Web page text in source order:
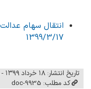
انتقال سهام
1399/3/17
تاریخ انتشار: ۱۸ خرداد ۱۳۹۹ - ۰۶:۱۸
کد مطلب: 9935-doc